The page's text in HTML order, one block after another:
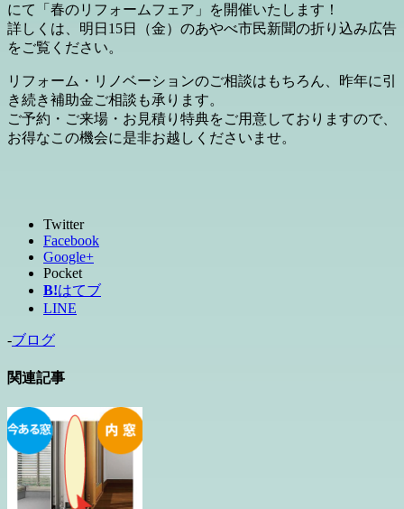
にて「春のリフォームフェア」を開催いたします！
詳しくは、明日15日（金）のあやべ市民新聞の折り込み広告
をご覧ください。
リフォーム・リノベーションのご相談はもちろん、昨年に引
き続き補助金ご相談も承ります。
ご予約・ご来場・お見積り特典をご用意しておりますので、
お得なこの機会に是非お越しくださいませ。
Twitter
Facebook
Google+
Pocket
B!はてブ
LINE
-ブログ
関連記事